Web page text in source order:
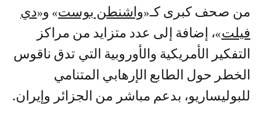
من صحف كبرى كـ«واشنطن بوست» و«دي
فيلت»، إضافة إلى عدد متزايد من مراكز
التفكير الأمريكية والأوروبية التي تدق ناقوس
الخطر حول الطابع الإرهابي المتنامي
للبوليساريو، بدعم مباشر من الجزائر وإيران.